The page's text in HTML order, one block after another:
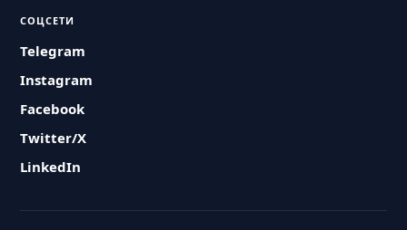
СОЦСЕТИ
Telegram
Instagram
Facebook
Twitter/X
LinkedIn